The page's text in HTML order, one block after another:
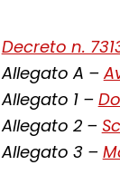
Decreto n.
Allegato A –
Allegato 1 –
Allegato 2 –
Allegato 3 –